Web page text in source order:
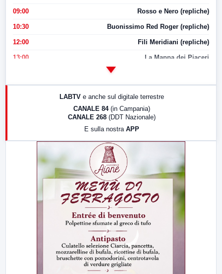
09:00 Rosso e Nero (repliche)
10:30 Buonissimo Red Roger (repliche)
12:00 Fili Meridiani (repliche)
13:00 La Mappa dei Piaceri
LABTV e anche sul digitale terrestre
CANALE 84 (in Campania)
CANALE 268 (DDT Nazionale)
E sulla nostra APP